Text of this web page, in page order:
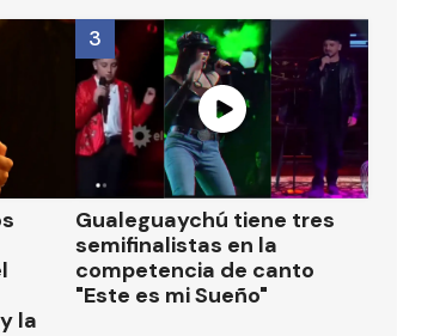
la
Gualeguaychú tiene tres
semifinalistas en la
competencia de canto
"Este es mi Sueño"
3